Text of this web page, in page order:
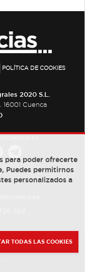
POLÍTICA DE COOKIES
2020 S.L.
16001 Cuenca
392
para poder ofrecerte
Puedes permitirnos
personalizados a
TODAS LAS COOKIES